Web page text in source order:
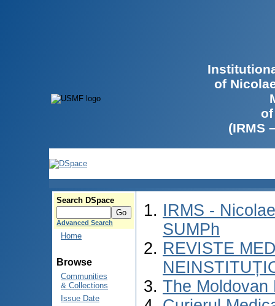
of
(IRMS
Search DSpace
Advanced Search
Home
Browse
Communities
& Collections
Issue Date
IRMS -
SUMPh
REVISTE
The Moldovan